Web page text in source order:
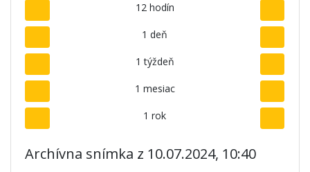
12 hodín
1 deň
1 týždeň
1 mesiac
1 rok
Archívna snímka z 10.07.2024, 10:40